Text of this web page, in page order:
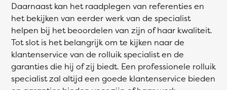
Daarnaast kan het raadplegen van referenties en
het bekijken van eerder werk van de specialist
helpen bij het beoordelen van zijn of haar kwaliteit.
Tot slot is het belangrijk om te kijken naar de
klantenservice van de rolluik specialist en de
garanties die hij of zij biedt. Een professionele rolluik
specialist zal altijd een goede klantenservice bieden